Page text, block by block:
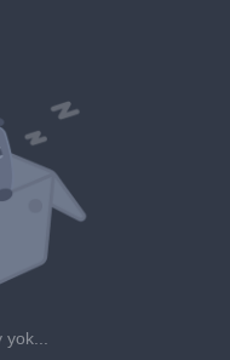
yok...